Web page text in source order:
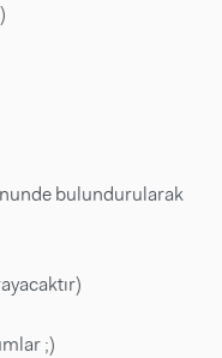
bulundurularak
;)